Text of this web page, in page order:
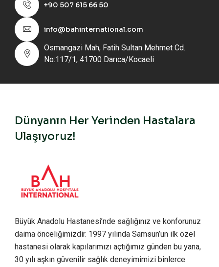
+90 507 615 66 50
info@bahinternational.com
Osmangazi Mah, Fatih Sultan Mehmet Cd.
No:117/1, 41700 Darıca/Kocaeli
Dünyanın Her Yerinden Hastalara
Ulaşıyoruz!
Büyük Anadolu Hastanesi’nde sağlığınız ve konforunuz
daima önceliğimizdir. 1997 yılında Samsun’un ilk özel
hastanesi olarak kapılarımızı açtığımız günden bu yana,
30 yılı aşkın güvenilir sağlık deneyimimizi binlerce